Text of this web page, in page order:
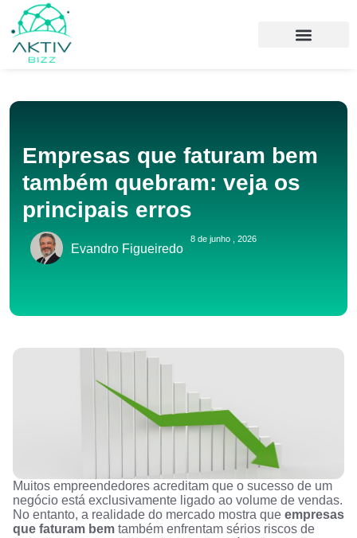
Empresas que faturam bem
também quebram: veja os
principais erros
Evandro Figueiredo
8 de junho , 2026
Muitos empreendedores acreditam que o sucesso de um
negócio está exclusivamente ligado ao volume de vendas.
No entanto, a realidade do mercado mostra que empresas
que faturam bem também enfrentam sérios riscos de